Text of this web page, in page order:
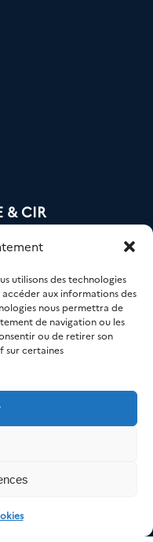
utilisons des technologies
aux informations des
nous permettra de
de navigation ou les
ou de retirer son
sur certaines
& CIR
et mise à